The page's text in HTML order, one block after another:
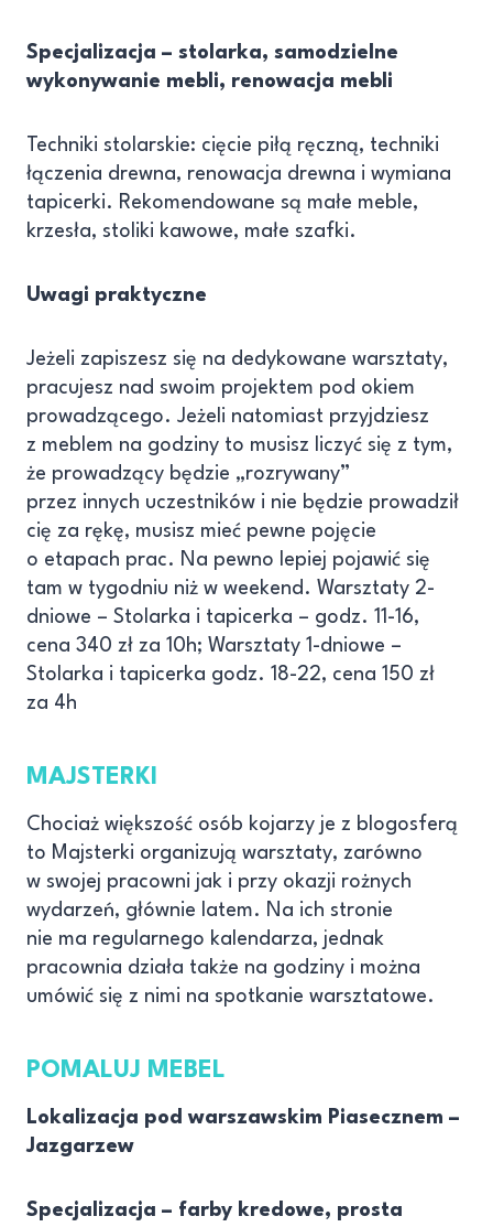
Specjalizacja – stolarka, samodzielne
wykonywanie mebli, renowacja mebli
Techniki stolarskie: cięcie piłą ręczną, techniki
łączenia drewna, renowacja drewna i wymiana
tapicerki. Rekomendowane są małe meble,
krzesła, stoliki kawowe, małe szafki.
Uwagi praktyczne
Jeżeli zapiszesz się na dedykowane warsztaty,
pracujesz nad swoim projektem pod okiem
prowadzącego. Jeżeli natomiast przyjdziesz
z meblem na godziny to musisz liczyć się z tym,
że prowadzący będzie „rozrywany”
przez innych uczestników i nie będzie prowadził
cię za rękę, musisz mieć pewne pojęcie
o etapach prac. Na pewno lepiej pojawić się
tam w tygodniu niż w weekend. Warsztaty 2-
dniowe – Stolarka i tapicerka – godz. 11-16,
cena 340 zł za 10h; Warsztaty 1-dniowe –
Stolarka i tapicerka godz. 18-22, cena 150 zł
za 4h
MAJSTERKI
Chociaż większość osób kojarzy je z blogosferą
to Majsterki organizują warsztaty, zarówno
w swojej pracowni jak i przy okazji rożnych
wydarzeń, głównie latem. Na ich stronie
nie ma regularnego kalendarza, jednak
pracownia działa także na godziny i można
umówić się z nimi na spotkanie warsztatowe.
POMALUJ MEBEL
Lokalizacja pod warszawskim Piasecznem –
Jazgarzew
Specjalizacja – farby kredowe, prosta